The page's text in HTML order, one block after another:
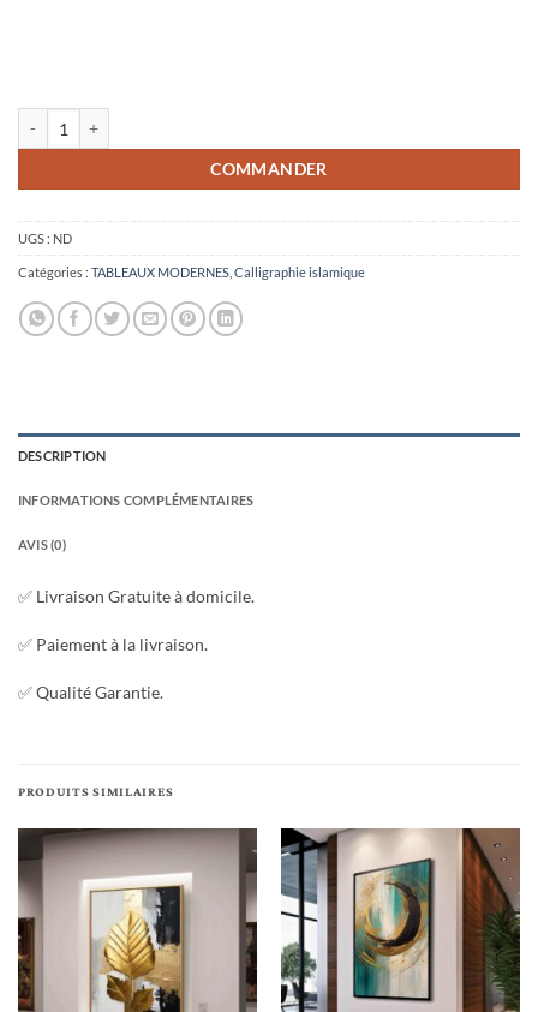
COMMANDER
UGS : ND
Catégories : TABLEAUX MODERNES Calligraphie islamique
DESCRIPTION
INFORMATIONS COMPLÉMENTAIRES
AVIS (0)
✅ Livraison Gratuite à domicile.
✅ Paiement à la livraison.
✅ Qualité Garantie.
PRODUITS SIMILAIRES